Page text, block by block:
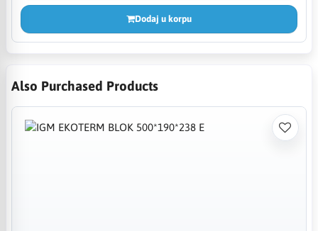
Dodaj u korpu
Also Purchased Products